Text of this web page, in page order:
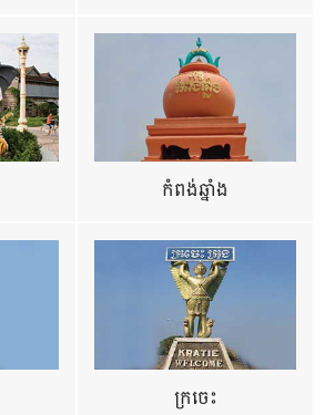
កំពង់ឆ្នាំង
ក្រចេះ